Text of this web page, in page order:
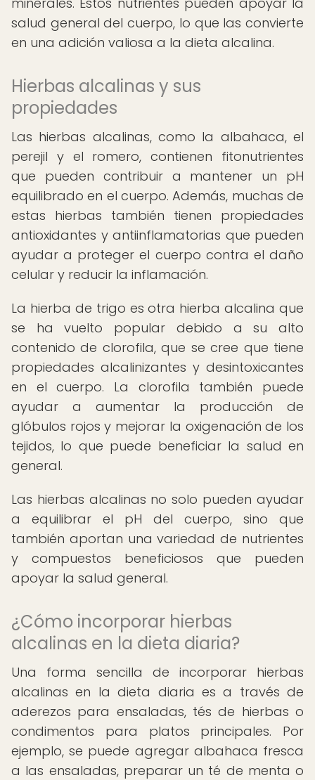
salud general del cuerpo, lo que las convierte
en una adición valiosa a la dieta alcalina.
Hierbas alcalinas y sus
propiedades
Las hierbas alcalinas, como la albahaca, el
perejil y el romero, contienen fitonutrientes
que pueden contribuir a mantener un pH
equilibrado en el cuerpo. Además, muchas de
estas hierbas también tienen propiedades
antioxidantes y antiinflamatorias que pueden
ayudar a proteger el cuerpo contra el daño
celular y reducir la inflamación.
La hierba de trigo es otra hierba alcalina que
se ha vuelto popular debido a su alto
contenido de clorofila, que se cree que tiene
propiedades alcalinizantes y desintoxicantes
en el cuerpo. La clorofila también puede
ayudar a aumentar la producción de
glóbulos rojos y mejorar la oxigenación de los
tejidos, lo que puede beneficiar la salud en
general.
Las hierbas alcalinas no solo pueden ayudar
a equilibrar el pH del cuerpo, sino que
también aportan una variedad de nutrientes
y compuestos beneficiosos que pueden
apoyar la salud general.
¿Cómo incorporar hierbas
alcalinas en la dieta diaria?
Una forma sencilla de incorporar hierbas
alcalinas en la dieta diaria es a través de
aderezos para ensaladas, tés de hierbas o
condimentos para platos principales. Por
ejemplo, se puede agregar albahaca fresca
a las ensaladas, preparar un té de menta o